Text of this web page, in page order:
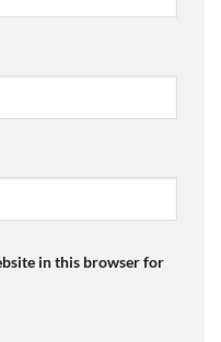
in this browser for